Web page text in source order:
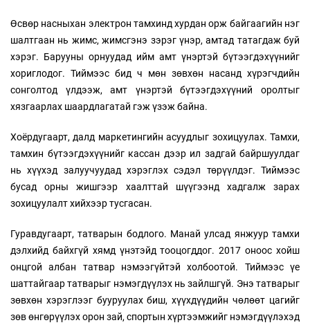
Өсвөр насныхан электрон тамхинд хурдан орж байгаагийн нэг
шалтгаан нь жимс, жимсгэнэ зэрэг үнэр, амтад татагдаж буй
хэрэг. Барууны орнуудад ийм амт үнэртэй бүтээгдэхүүнийг
хориглодог. Тиймээс бид ч мөн зөвхөн насанд хүрэгчдийн
сонголтод үлдээж, амт үнэртэй бүтээгдэхүүний оролтыг
хязгаарлах шаардлагатай гэж үзэж байна.
Хоёрдугаарт, далд маркетингийн асуудлыг зохицуулах. Тамхи,
тамхин бүтээгдэхүүнийг кассан дээр ил задгай байршуулдаг
нь хүүхэд залуучуудад хэрэглэх сэдэл төрүүлдэг. Тиймээс
бусад орны жишгээр хаалттай шүүгээнд хадгалж зарах
зохицуулалт хийхээр тусгасан.
Гуравдугаарт, татварын бодлого. Манай улсад янжуур тамхи
дэлхийд байхгүй хямд үнэтэйд тооцогддог. 2017 оноос хойш
онцгой албан татвар нэмээгүйтэй холбоотой. Тиймээс үе
шаттайгаар татварыг нэмэгдүүлэх нь зайлшгүй. Энэ татварыг
зөвхөн хэрэглээг бууруулах биш, хүүхдүүдийн чөлөөт цагийг
зөв өнгөрүүлэх орон зай, спортын хүртээмжийг нэмэгдүүлэхэд